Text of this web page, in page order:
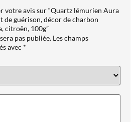
votre avis sur “Quartz lémurien Aura
de guérison, décor de charbon
citroën, 100g”
pas publiée. Les champs
avec *